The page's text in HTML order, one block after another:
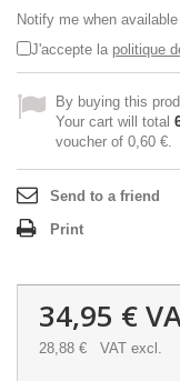
Notify me when available
J'accepte la politique
By buying this
Your cart will total
voucher of 0,60 €.
Send to a friend
Print
34,95 €
28,88 € VAT excl.